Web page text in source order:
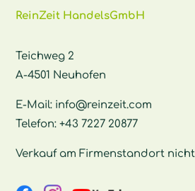
ReinZeit HandelsGmbH
Teichweg 2
A-4501 Neuhofen
E-Mail: info@reinzeit.com
Telefon:+43 7227 20877
Verkauf am Firmenstandort